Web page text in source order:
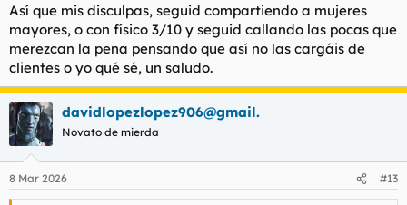
Así que mis disculpas, seguid compartiendo a mujeres
mayores, o con físico 3/10 y seguid callando las pocas que
merezcan la pena pensando que así no las cargáis de
clientes o yo qué sé, un saludo.
davidlopezlopez906@gmail.
Novato de mierda
8 Mar 2026 #13